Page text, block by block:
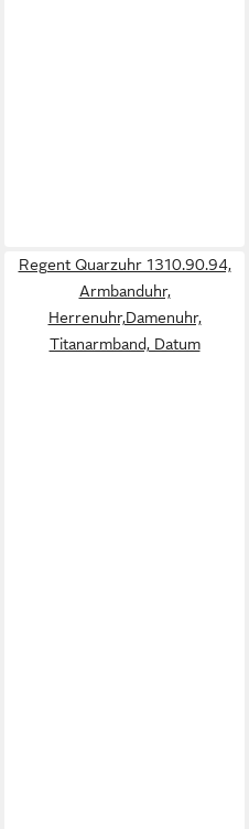
Regent Quarzuhr 1310.90.94,
Armbanduhr,
Herrenuhr,Damenuhr,
Titanarmband, Datum